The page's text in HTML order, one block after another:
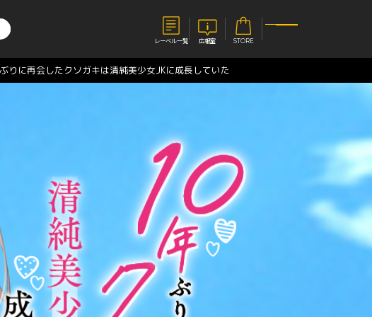
レーベル一覧 広報室 STORE
NEWS
STORE
ップ広報室
企業
会社概要
採用情報
アクセス
オーバーラップホールディングス
お問い合わせはこちら
ロサージュノベルス コミックガルド
コミックエッセイ
りに再会したクソガキは清純美少女JKに成長していた